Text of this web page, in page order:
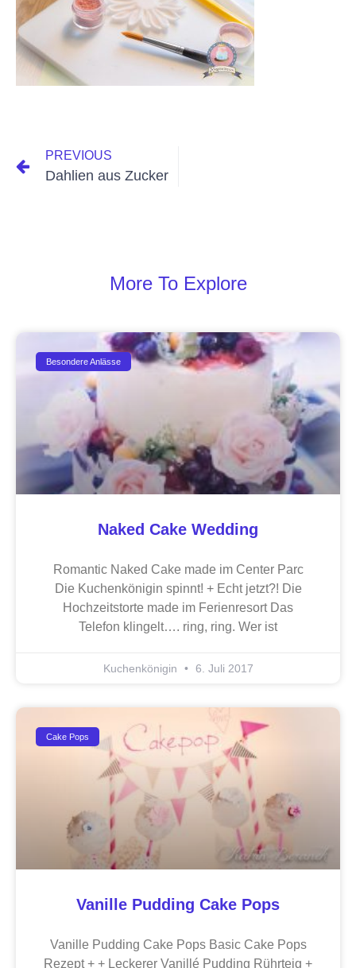
PREVIOUS
Dahlien aus Zucker
More To Explore
Besondere Anlässe
Naked Cake Wedding
Romantic Naked Cake made im Center Parc
Die Kuchenkönigin spinnt! + Echt jetzt?! Die
Hochzeitstorte made im Ferienresort Das
Telefon klingelt…. ring, ring. Wer ist
Kuchenkönigin 6. Juli 2017
Cake Pops
Vanille Pudding Cake Pops
Vanille Pudding Cake Pops Basic Cake Pops
Rezept + + Leckerer Vanillé Pudding Rührteig +